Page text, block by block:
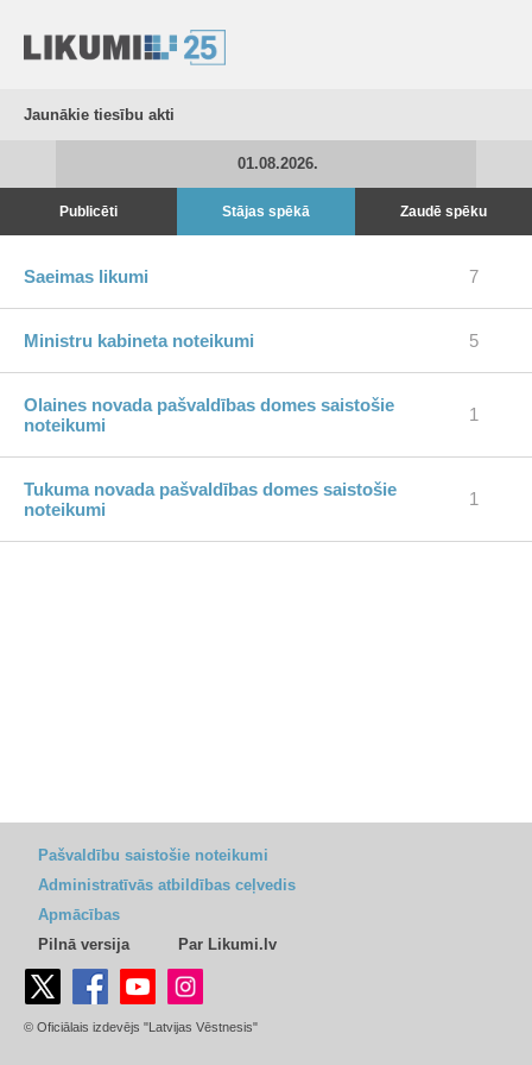
Jaunākie tiesību akti
01.08.2026.
Publicēti Stājas spēkā Zaudē spēku
Saeimas likumi 7
Ministru kabineta noteikumi 5
Olaines novada pašvaldības domes saistošie
noteikumi
1
Tukuma novada pašvaldības domes saistošie
noteikumi
1
Pašvaldību saistošie noteikumi
Administratīvās atbildības ceļvedis
Apmācības
Pilnā versija
Par Likumi.lv
© Oficiālais izdevējs "Latvijas Vēstnesis"